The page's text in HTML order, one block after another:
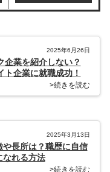
2025年6月26日
企業を紹介しない？
ト企業に就職成功！
>続きを読む
2025年3月13日
長所は？職歴に自信
なれる方法
>続きを読む